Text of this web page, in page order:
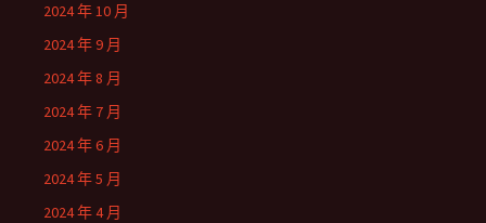
2024 年 10 月
2024 年 9 月
2024 年 8 月
2024 年 7 月
2024 年 6 月
2024 年 5 月
2024 年 4 月